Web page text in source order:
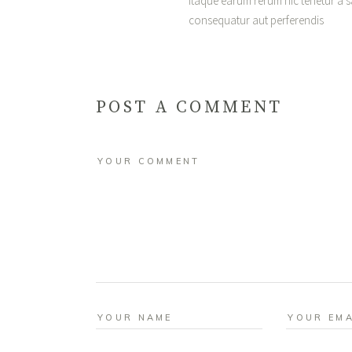
consequatur aut perferendis
POST A COMMENT